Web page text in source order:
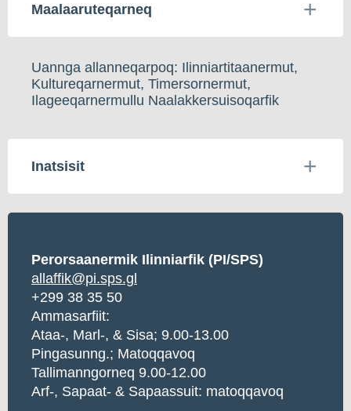
Maalaaruteqarneq
Uannga allanneqarpoq: Ilinniartitaanermut,
Kultureqarnermut, Timersornermut,
Ilageeqarnermullu Naalakkersuisoqarfik
Inatsisit
Perorsaanermik Ilinniarfik (PI/SPS)
allaffik@pi.sps.gl
+299 38 35 50
Ammasarfiit:
Ataa-, Marl-, & Sisa; 9.00-13.00
Pingasunng.; Matoqqavoq
Tallimanngorneq 9.00-12.00
Arf-, Sapaat- & Sapaassuit: matoqqavoq